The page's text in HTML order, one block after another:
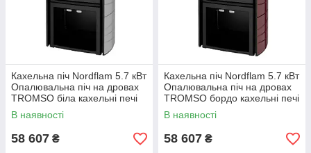
Кахельна піч Nordflam 5.7 кВт
Опалювальна піч на дровах
TROMSO біла кахельні печі
для опалення будинку
В наявності
58 607 ₴
Кахельна піч Nordflam 5.7 кВт
Опалювальна піч на дровах
TROMSO бордо кахельні печі
для опалення будинку
В наявності
58 607 ₴